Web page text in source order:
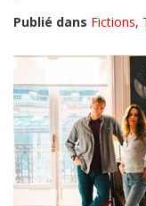
Publié dans Fictions,